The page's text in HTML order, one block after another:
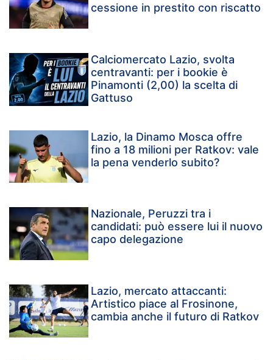
cessione in prestito con riscatto
Calciomercato Lazio, svolta
centravanti: per i bookie è
Pinamonti (2,00) la scelta di
Gattuso
Lazio, la Dinamo Mosca offre
fino a 18 milioni per Ratkov: vale
la pena venderlo subito?
Nazionale, Peruzzi tra i
candidati: può essere lui il nuovo
capo delegazione
Lazio, mercato attaccanti:
Artistico piace al Frosinone,
cambia anche il futuro di Ratkov